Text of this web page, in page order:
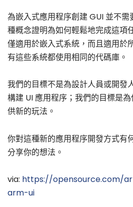
為嵌入式應用程序創建 GUI 並不
種概念證明為如何輕鬆地完成這項
僅適用於嵌入式系統，而且適用於
有這些系統都使用相同的代碼庫。
我們的目標不是為設計人員或開發
構建 UI 應用程序；我們的目標是
供新的玩法。
你對這種新的應用程序開發方式有
分享你的想法。
via: https://opensource.com/
arm-ui